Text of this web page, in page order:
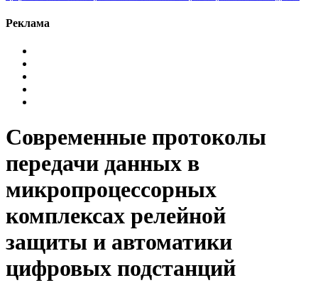
Реклама
Современные протоколы
передачи данных в
микропроцессорных
комплексах релейной
защиты и автоматики
цифровых подстанций